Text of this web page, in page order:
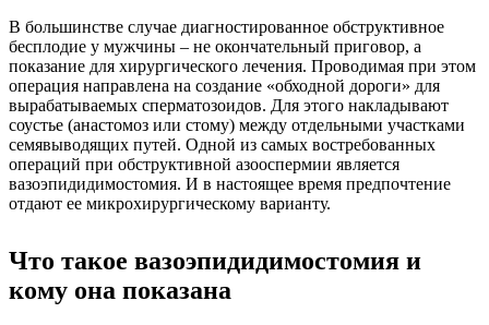
В большинстве случае диагностированное обструктивное
бесплодие у мужчины – не окончательный приговор, а
показание для хирургического лечения. Проводимая при этом
операция направлена на создание «обходной дороги» для
вырабатываемых сперматозоидов. Для этого накладывают
соустье (анастомоз или стому) между отдельными участками
семявыводящих путей. Одной из самых востребованных
операций при обструктивной азооспермии является
вазоэпидидимостомия. И в настоящее время предпочтение
отдают ее микрохирургическому варианту.
Что такое вазоэпидидимостомия и
кому она показана